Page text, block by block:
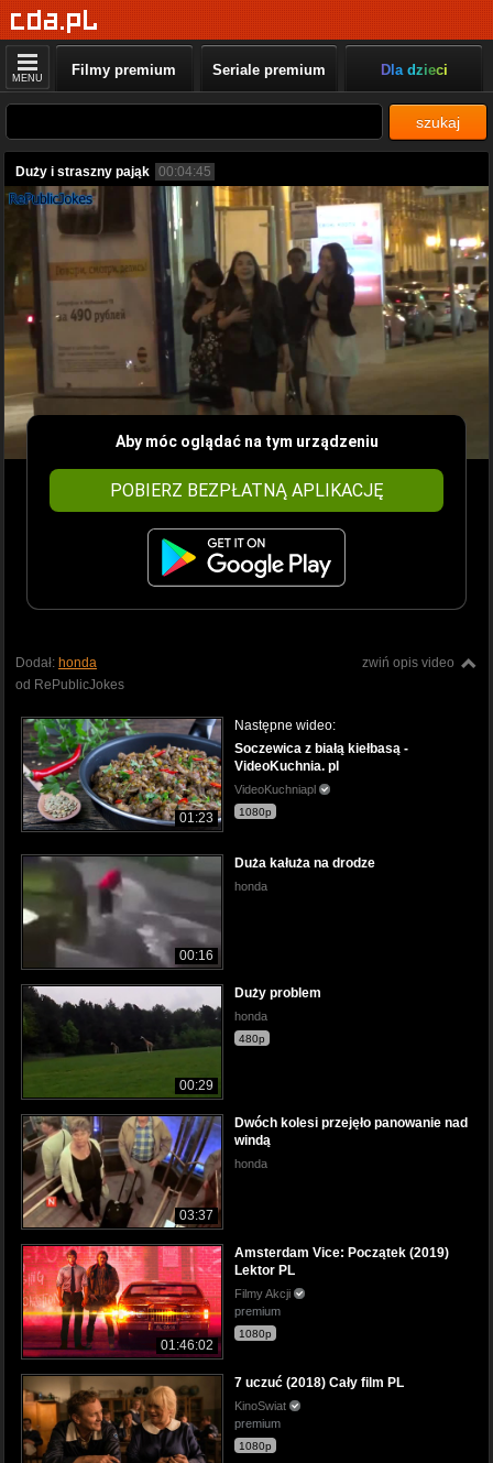
MENU Filmy premium Seriale premium Dla dzieci
szukaj
Duży i straszny pająk 00:04:45
Aby móc oglądać na tym urządzeniu
POBIERZ BEZPŁATNĄ APLIKACJĘ
zwiń opis video
Dodał: honda
od RePublicJokes
01:23
Następne wideo:
Soczewica z białą kiełbasą -
VideoKuchnia. pl
VideoKuchniapl
1080p
00:16
Duża kałuża na drodze
honda
00:29
Duży problem
honda
480p
03:37
Dwóch kolesi przejęło panowanie nad
windą
honda
01:46:02
Amsterdam Vice: Początek (2019)
Lektor PL
Filmy Akcji
premium
1080p
7 uczuć (2018) Cały film PL
KinoSwiat
premium
1080p